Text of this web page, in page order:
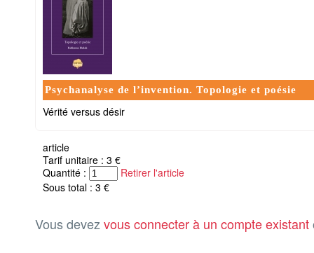
Psychanalyse de l’invention. Topologie et poésie
Vérité versus désir
article
Tarif unitaire : 3 €
Quantité :
Retirer l'article
Sous total : 3 €
Vous devez vous connecter à un compte existant